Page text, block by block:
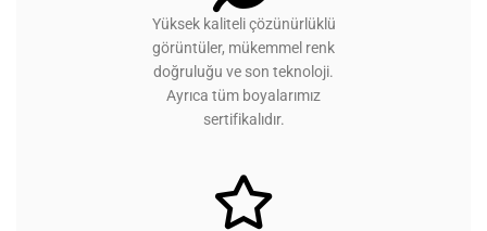
Yüksek kaliteli çözünürlüklü
görüntüler, mükemmel renk
doğruluğu ve son teknoloji.
Ayrıca tüm boyalarımız
sertifikalıdır.